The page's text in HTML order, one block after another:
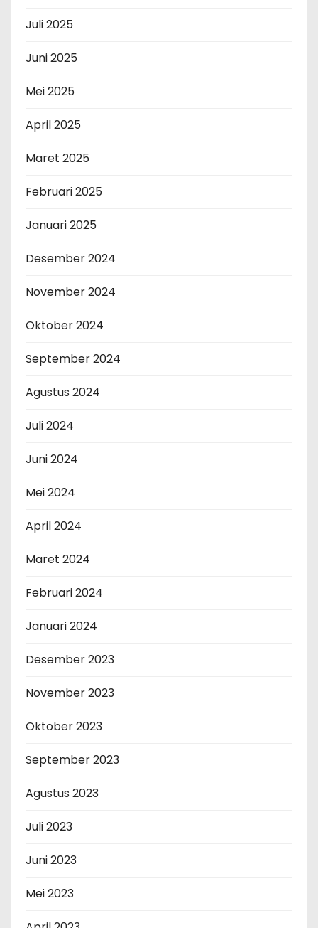
Juli 2025
Juni 2025
Mei 2025
April 2025
Maret 2025
Februari 2025
Januari 2025
Desember 2024
November 2024
Oktober 2024
September 2024
Agustus 2024
Juli 2024
Juni 2024
Mei 2024
April 2024
Maret 2024
Februari 2024
Januari 2024
Desember 2023
November 2023
Oktober 2023
September 2023
Agustus 2023
Juli 2023
Juni 2023
Mei 2023